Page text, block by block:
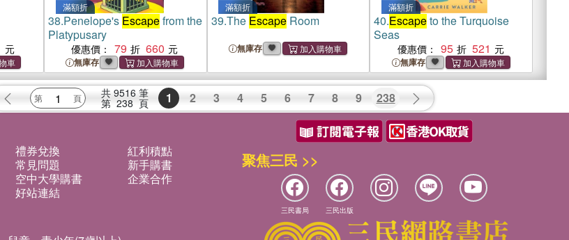
滿額折
38.Penelope's Escapefrom the
Platypusary
優惠價： 79 660
無庫存
滿額折
39.The EscapeRoom
無庫存
滿額折
40.Escapeto the Turquoise
Seas
優惠價： 95 521
無庫存
共 9516 筆
第 238 頁 1 2 3 4 5 6 7 8 9 238
禮券兌換
紅利積點
常見問題
新手購書
空中大學購書
企業合作
好站連結
聚焦三民 >>
三民書局 三民出版